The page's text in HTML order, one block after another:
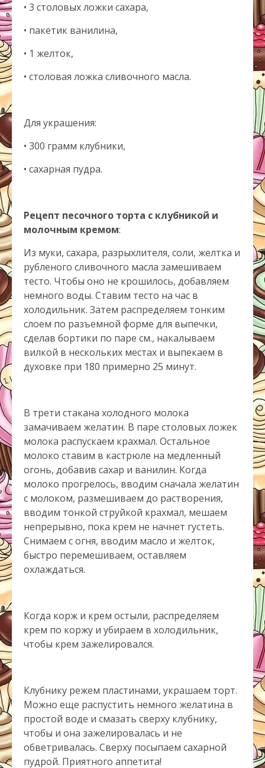
• 3 столовых ложки сахара,
• пакетик ванилина,
• 1 желток,
• столовая ложка сливочного масла.
Для украшения:
• 300 грамм клубники,
• сахарная пудра.
Рецепт песочного торта с клубникой и
молочным кремом:
Из муки, сахара, разрыхлителя, соли, желтка и
рубленого сливочного масла замешиваем
тесто. Чтобы оно не крошилось, добавляем
немного воды. Ставим тесто на час в
холодильник. Затем распределяем тонким
слоем по разъемной форме для выпечки,
сделав бортики по паре см., накалываем
вилкой в нескольких местах и выпекаем в
духовке при 180 примерно 25 минут.
В трети стакана холодного молока
замачиваем желатин. В паре столовых ложек
молока распускаем крахмал. Остальное
молоко ставим в кастрюле на медленный
огонь, добавив сахар и ванилин. Когда
молоко прогрелось, вводим сначала желатин
с молоком, размешиваем до растворения,
вводим тонкой струйкой крахмал, мешаем
непрерывно, пока крем не начнет густеть.
Снимаем с огня, вводим масло и желток,
быстро перемешиваем, оставляем
охлаждаться.
Когда корж и крем остыли, распределяем
крем по коржу и убираем в холодильник,
чтобы крем зажелировался.
Клубнику режем пластинами, украшаем торт.
Можно еще распустить немного желатина в
простой воде и смазать сверху клубнику,
чтобы и она зажелировалась и не
обветривалась. Сверху посыпаем сахарной
пудрой. Приятного аппетита!